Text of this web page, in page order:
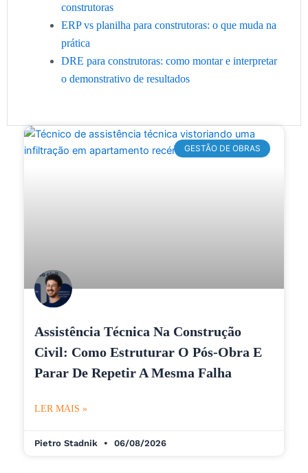
construtoras
ERP vs planilha para construtoras: o que muda na
prática
DRE para construtoras: como montar e interpretar
o demonstrativo de resultados
GESTÃO DE OBRAS
Assistência Técnica Na Construção
Civil: Como Estruturar O Pós-Obra E
Parar De Repetir A Mesma Falha
LER MAIS »
Pietro Stadnik 06/08/2026